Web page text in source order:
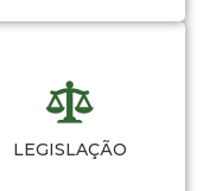
LEGISLAÇÃO